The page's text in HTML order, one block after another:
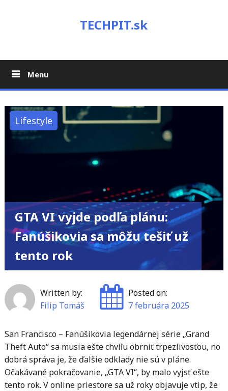
TECHPIT.sk
Menu
Lifestyle
GTA VI vyjde podľa plánu:
Fanúšikovia sa môžu tešiť už
tento rok
Written by:
Filip Tomáš
Posted on:
7 februára 2025
San Francisco – Fanúšikovia legendárnej série „Grand
Theft Auto“ sa musia ešte chvíľu obrniť trpezlivosťou, no
dobrá správa je, že ďalšie odklady nie sú v pláne.
Očakávané pokračovanie, „GTA VI“, by malo vyjsť ešte
tento rok. V online priestore sa už roky objavuje vtip, že